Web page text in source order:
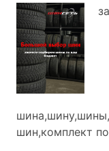
шин,комплект